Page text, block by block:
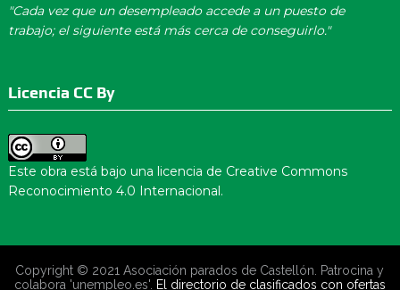
"Cada vez que un desempleado accede a un puesto de
trabajo; el siguiente está más cerca de conseguirlo."
Licencia CC By
Este obra está bajo una licencia de Creative Commons
Reconocimiento 4.0 Internacional.
Copyright © 2021 Asociación parados de Castellón. Patrocina y
colabora 'unempleo.es'. El directorio de clasificados con ofertas